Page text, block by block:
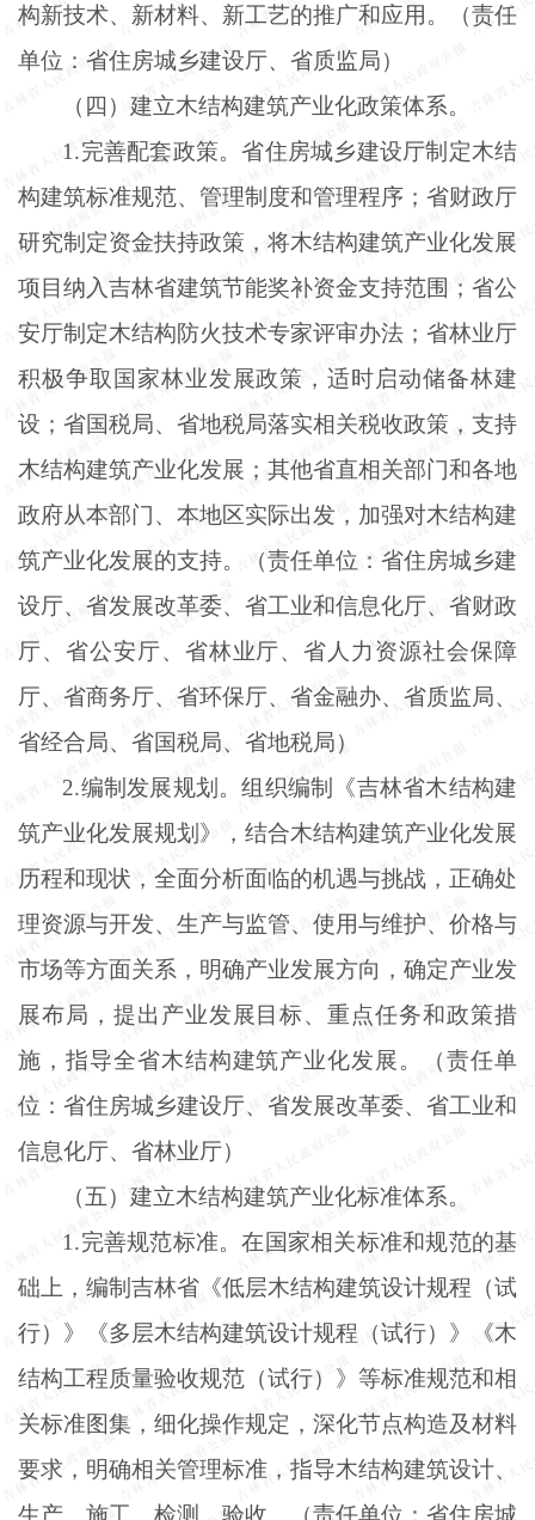
构新技术、新材料、新工艺的推广和应用。（责任
单位：省住房城乡建设厅、省质监局）
（四）建立木结构建筑产业化政策体系。
1.完善配套政策。省住房城乡建设厅制定木结
构建筑标准规范、管理制度和管理程序；省财政厅
研究制定资金扶持政策，将木结构建筑产业化发展
项目纳入吉林省建筑节能奖补资金支持范围；省公
安厅制定木结构防火技术专家评审办法；省林业厅
积极争取国家林业发展政策，适时启动储备林建
设；省国税局、省地税局落实相关税收政策，支持
木结构建筑产业化发展；其他省直相关部门和各地
政府从本部门、本地区实际出发，加强对木结构建
筑产业化发展的支持。（责任单位：省住房城乡建
设厅、省发展改革委、省工业和信息化厅、省财政
厅、省公安厅、省林业厅、省人力资源社会保障
厅、省商务厅、省环保厅、省金融办、省质监局、
省经合局、省国税局、省地税局）
2.编制发展规划。组织编制《吉林省木结构建
筑产业化发展规划》，结合木结构建筑产业化发展
历程和现状，全面分析面临的机遇与挑战，正确处
理资源与开发、生产与监管、使用与维护、价格与
市场等方面关系，明确产业发展方向，确定产业发
展布局，提出产业发展目标、重点任务和政策措
施，指导全省木结构建筑产业化发展。（责任单
位：省住房城乡建设厅、省发展改革委、省工业和
信息化厅、省林业厅）
（五）建立木结构建筑产业化标准体系。
1.完善规范标准。在国家相关标准和规范的基
础上，编制吉林省《低层木结构建筑设计规程（试
行）》《多层木结构建筑设计规程（试行）》《木
结构工程质量验收规范（试行）》等标准规范和相
关标准图集，细化操作规定，深化节点构造及材料
要求，明确相关管理标准，指导木结构建筑设计、
生产、施工、检测、验收。（责任单位：省住房城